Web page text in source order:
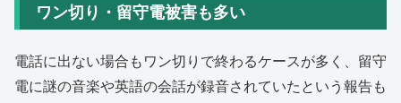
ワン切り・留守電被害も多い
電話に出ない場合もワン切りで終わるケースが多く、留守
電に謎の音楽や英語の会話が録音されていたという報告も